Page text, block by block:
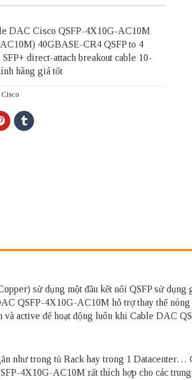
DAC Cisco QSFP-4X10G-AC10M
40GBASE-CR4 QSFP to 4
direct-attach breakout cable 10-
hãng giá tốt
sử dụng một đầu kết nối QSFP sử
QSFP-4X10G-AC10M hỗ trợ thay thế nóng
active để hoạt động luôn khi Cable DAC
như trong tủ Rack hay trong 1
4X10G-AC10M rất thích hợp cho các